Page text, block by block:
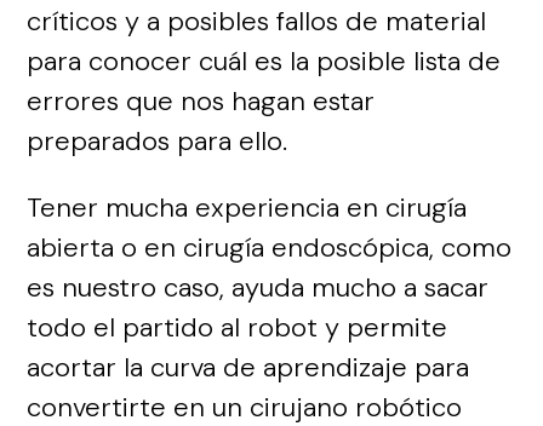
críticos y a posibles fallos de material
para conocer cuál es la posible lista de
errores que nos hagan estar
preparados para ello.
Tener mucha experiencia en cirugía
abierta o en cirugía endoscópica, como
es nuestro caso, ayuda mucho a sacar
todo el partido al robot y permite
acortar la curva de aprendizaje para
convertirte en un cirujano robótico